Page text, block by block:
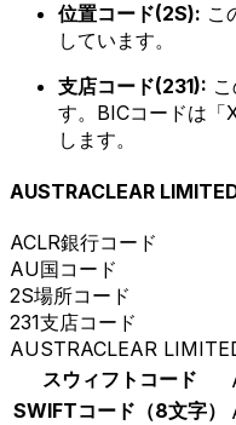
位置コード(2S): こ
しています。
支店コード(231):
す。BICコードは「
します。
AUSTRACLEAR
ACLR銀行コード
AU国コード
2S場所コード
231支店コード
AUSTRACLEAR
スウィフトコード
SWIFTコード（8文字）